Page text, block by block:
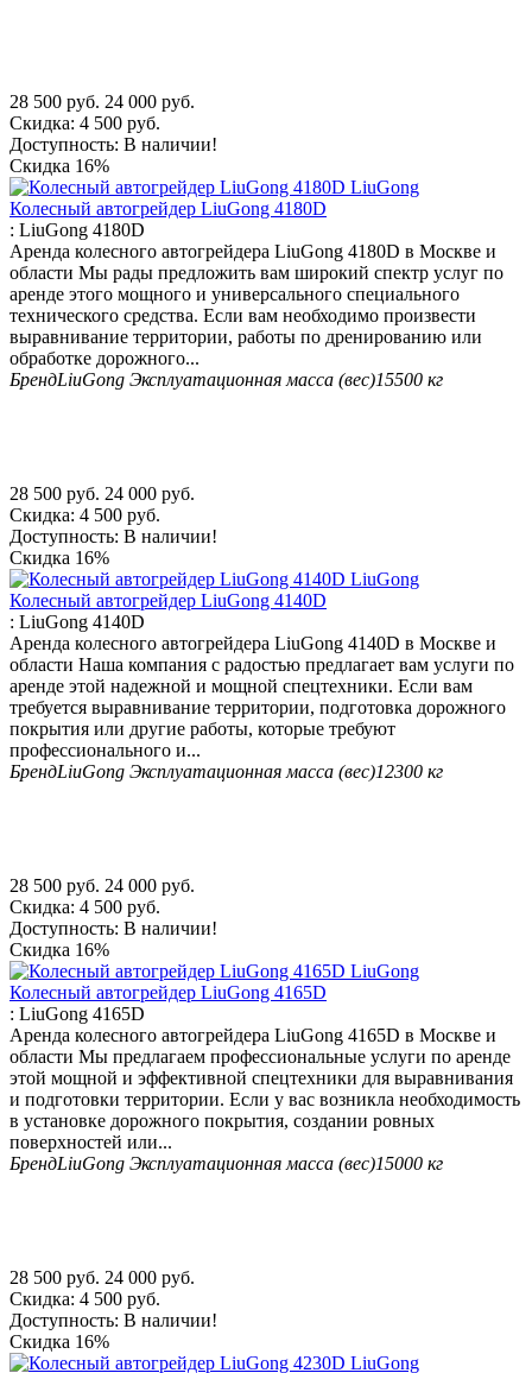
28 500 руб. 24 000 руб.
Скидка: 4 500 руб.
Доступность: В наличии!
Скидка 16%
Колесный автогрейдер LiuGong 4180D
: LiuGong 4180D
Аренда колесного автогрейдера LiuGong 4180D в Москве и
области Мы рады предложить вам широкий спектр услуг по
аренде этого мощного и универсального специального
технического средства. Если вам необходимо произвести
выравнивание территории, работы по дренированию или
обработке дорожного...
БрендLiuGong Эксплуатационная масса (вес)15500 кг
28 500 руб. 24 000 руб.
Скидка: 4 500 руб.
Доступность: В наличии!
Скидка 16%
Колесный автогрейдер LiuGong 4140D
: LiuGong 4140D
Аренда колесного автогрейдера LiuGong 4140D в Москве и
области Наша компания с радостью предлагает вам услуги по
аренде этой надежной и мощной спецтехники. Если вам
требуется выравнивание территории, подготовка дорожного
покрытия или другие работы, которые требуют
профессионального и...
БрендLiuGong Эксплуатационная масса (вес)12300 кг
28 500 руб. 24 000 руб.
Скидка: 4 500 руб.
Доступность: В наличии!
Скидка 16%
Колесный автогрейдер LiuGong 4165D
: LiuGong 4165D
Аренда колесного автогрейдера LiuGong 4165D в Москве и
области Мы предлагаем профессиональные услуги по аренде
этой мощной и эффективной спецтехники для выравнивания
и подготовки территории. Если у вас возникла необходимость
в установке дорожного покрытия, создании ровных
поверхностей или...
БрендLiuGong Эксплуатационная масса (вес)15000 кг
28 500 руб. 24 000 руб.
Скидка: 4 500 руб.
Доступность: В наличии!
Скидка 16%